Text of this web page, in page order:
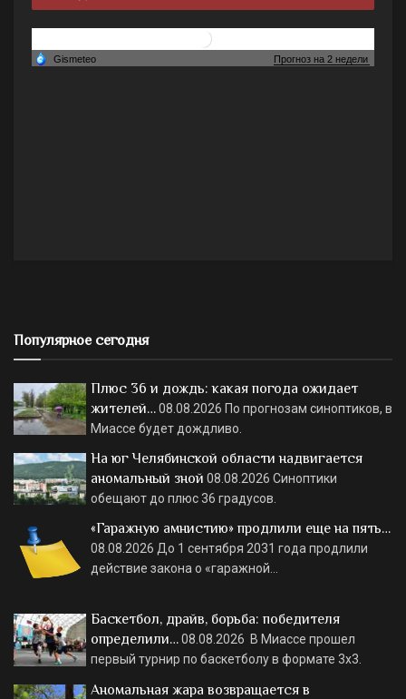
Популярное сегодня
Плюс 36 и дождь: какая погода ожидает
жителей…08.08.2026 По прогнозам синоптиков, в
Миассе будет дождливо.
На юг Челябинской области надвигается
аномальный зной 08.08.2026 Синоптики
обещают до плюс 36 градусов.
«Гаражную амнистию» продлили еще на пять…
08.08.2026 До 1 сентября 2031 года продлили
действие закона о «гаражной…
Баскетбол, драйв, борьба: победителя
определили…08.08.2026 В Миассе прошел
первый турнир по баскетболу в формате 3х3.
Аномальная жара возвращается в